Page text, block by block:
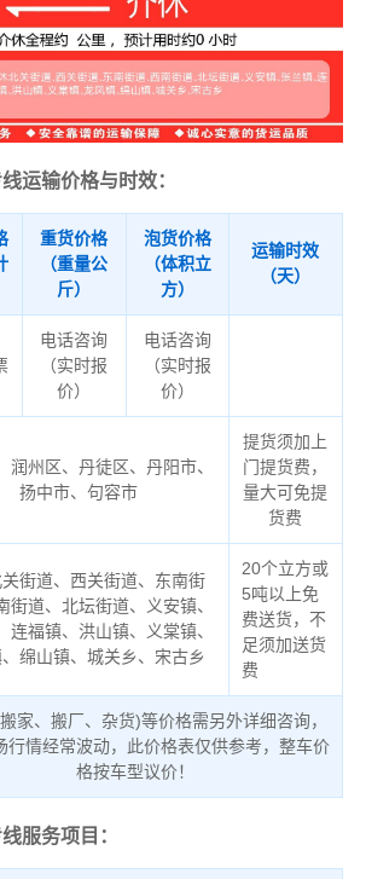
运输价格与时效：
重货价格
（重量公
斤）
泡货价格
（体积立
方）
运输时效
（天）
电话咨询
（实时报
价）
电话咨询
（实时报
价）
润州区、丹徒区、丹阳市、
扬中市、句容市
提货须加上
门提货费，
量大可免提
货费
街道、西关街道、东南街
街道、北坛街道、义安镇、
连福镇、洪山镇、义棠镇、
绵山镇、城关乡、宋古乡
20个立方或
5吨以上免
费送货，不
足须加送货
费
家、搬厂、杂货)等价格需另外详细咨询，
行情经常波动，此价格表仅供参考，整车价
格按车型议价！
服务项目：